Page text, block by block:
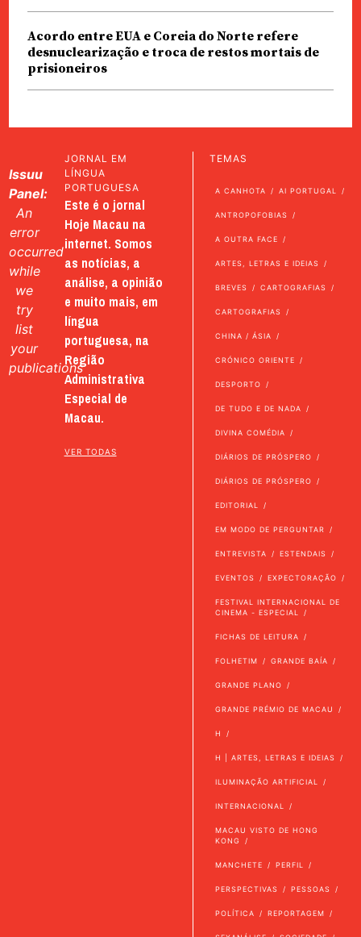
Acordo entre EUA e Coreia do Norte refere
desnuclearização e troca de restos mortais de
prisioneiros
Issuu
Panel:
An
error
occurred
while
we
try
list
your
publications
JORNAL EM
LÍNGUA
PORTUGUESA
Este é o jornal
Hoje Macau na
internet. Somos
as notícias, a
análise, a opinião
e muito mais, em
língua
portuguesa, na
Região
Administrativa
Especial de
Macau.
VER TODAS
TEMAS
A CANHOTA AI PORTUGAL
ANTROPOFOBIAS
A OUTRA FACE
ARTES, LETRAS E IDEIAS
BREVES CARTOGRAFIAS
CARTOGRAFIAS
CHINA / ÁSIA
CRÓNICO ORIENTE
DESPORTO
DE TUDO E DE NADA
DIVINA COMÉDIA
DIÁRIOS DE PRÓSPERO
DIÁRIOS DE PRÓSPERO
EDITORIAL
EM MODO DE PERGUNTAR
ENTREVISTA ESTENDAIS
EVENTOS EXPECTORAÇÃO
FESTIVAL INTERNACIONAL DE
CINEMA - ESPECIAL
FICHAS DE LEITURA
FOLHETIM GRANDE BAÍA
GRANDE PLANO
GRANDE PRÉMIO DE MACAU
H
H | ARTES, LETRAS E IDEIAS
ILUMINAÇÃO ARTIFICIAL
INTERNACIONAL
MACAU VISTO DE HONG
KONG
MANCHETE PERFIL
PERSPECTIVAS PESSOAS
POLÍTICA REPORTAGEM